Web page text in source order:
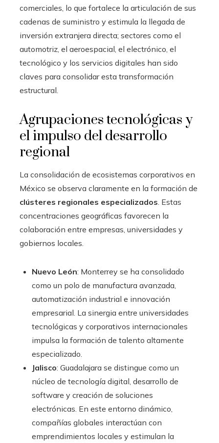
comerciales, lo que fortalece la articulación de sus
cadenas de suministro y estimula la llegada de
inversión extranjera directa; sectores como el
automotriz, el aeroespacial, el electrónico, el
tecnológico y los servicios digitales han sido
claves para consolidar esta transformación
estructural.
Agrupaciones tecnológicas y
el impulso del desarrollo
regional
La consolidación de ecosistemas corporativos en
México se observa claramente en la formación de
clústeres regionales especializados . Estas
concentraciones geográficas favorecen la
colaboración entre empresas, universidades y
gobiernos locales.
Nuevo León: Monterrey se ha consolidado
como un polo de manufactura avanzada,
automatización industrial e innovación
empresarial. La sinergia entre universidades
tecnológicas y corporativos internacionales
impulsa la formación de talento altamente
especializado.
Jalisco: Guadalajara se distingue como un
núcleo de tecnología digital, desarrollo de
software y creación de soluciones
electrónicas. En este entorno dinámico,
compañías globales interactúan con
emprendimientos locales y estimulan la